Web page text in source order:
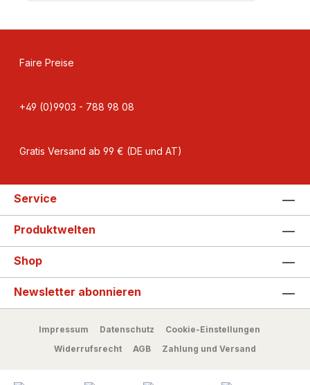
Faire Preise
+49 (0)9903 - 788 98 08
Gratis Versand ab 99 € (DE und AT)
Service
Produktwelten
Shop
Newsletter abonnieren
Impressum Datenschutz
Cookie-Einstellungen
Widerrufsrecht
AGB Zahlung und Versand